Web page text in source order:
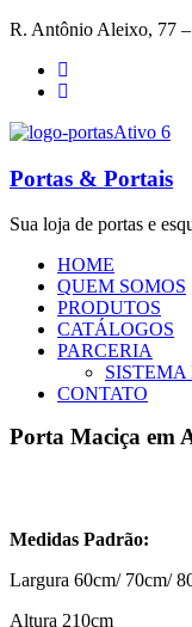
R. Antônio Aleixo, 77
Portas & Portais
Sua loja de portas e
HOME
QUEM SOMOS
PRODUTOS
CATÁLOGOS
PARCERIA
SISTEMA
CONTATO
Porta Maciça em
Medidas Padrão:
Largura 60cm/ 70cm/
Altura 210cm